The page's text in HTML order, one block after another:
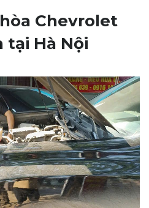
Chevrolet
tại Hà Nội